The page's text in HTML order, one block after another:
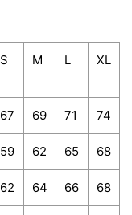
S M L XL
67 69 71 74
59 62 65 68
62 64 66 68